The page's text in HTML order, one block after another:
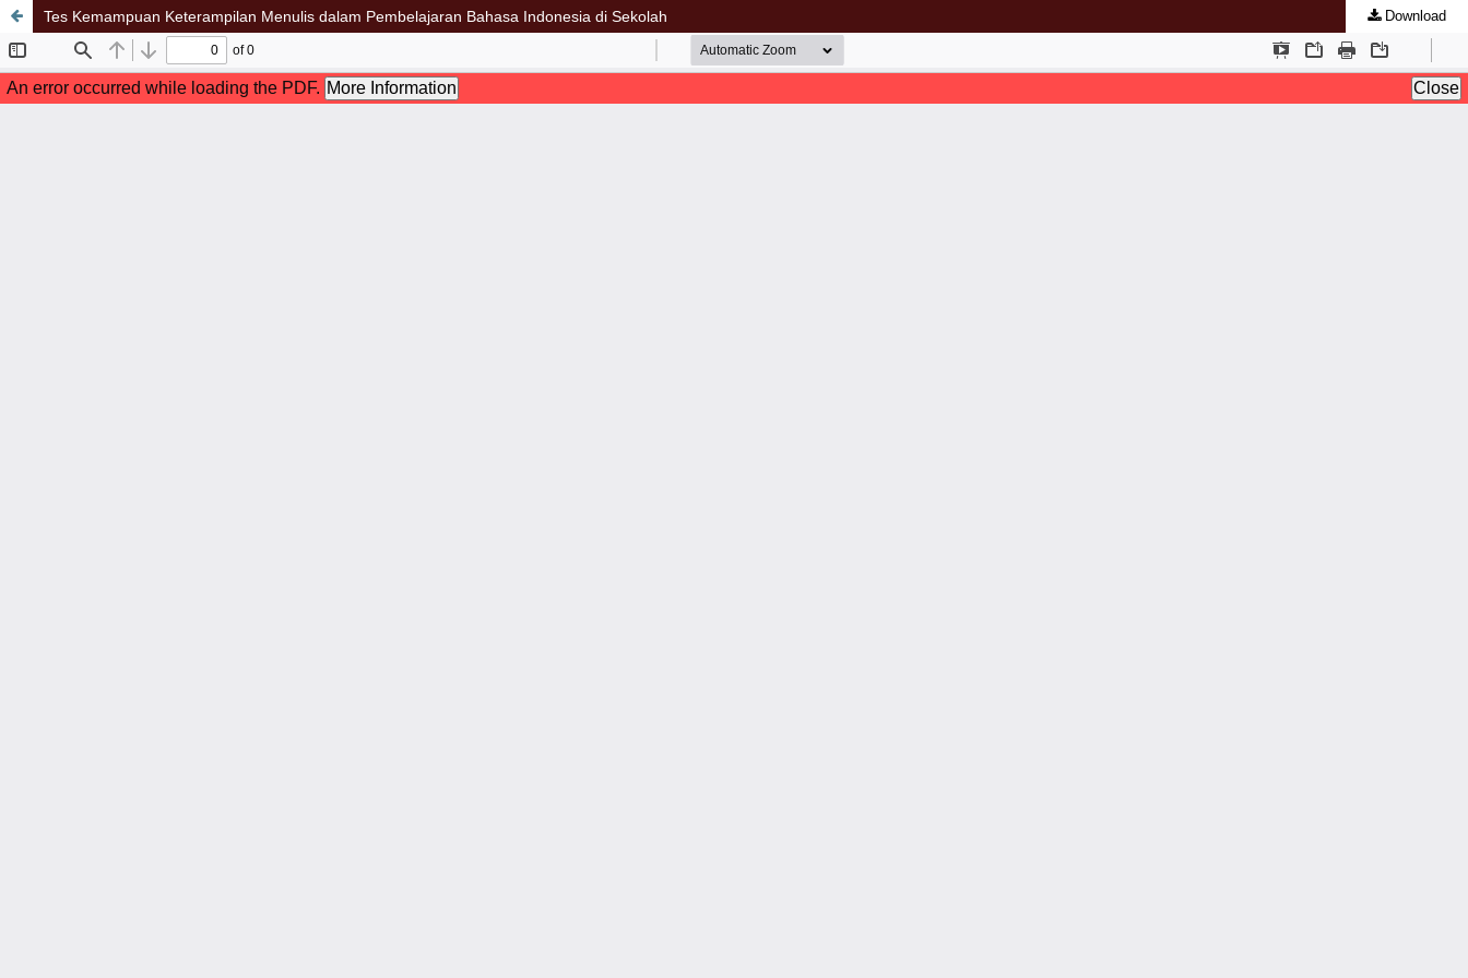
Tes Kemampuan Keterampilan Menulis dalam Pembelajaran Bahasa Indonesia di Sekolah Download